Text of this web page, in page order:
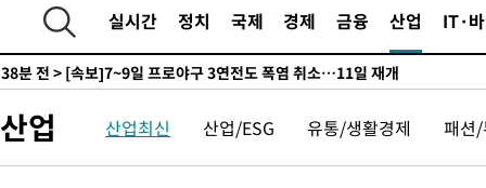
실시간 정치 국제 경제 금융 산업 IT·
27분 전 >[속보]합참 "북, 동해상으로 미상 발사체 발사"
'낮 최고 39도' 불볕더위…한밤 열대야도 계속[내일날씨]
38분 전 > [속보]7~9일 프로야구 3연전도 폭염 취소…11일 재개
47분 전 >
'월드컵 탈락 후폭풍' 축구협회…초유의 압수수색에 '충격·당황'
49분 전 >서울 낮 37.9도, 올여름 최고치 경신…영등포 순간 '40도'
산업 산업최신 산업/ESG 유통/생활경제 패션